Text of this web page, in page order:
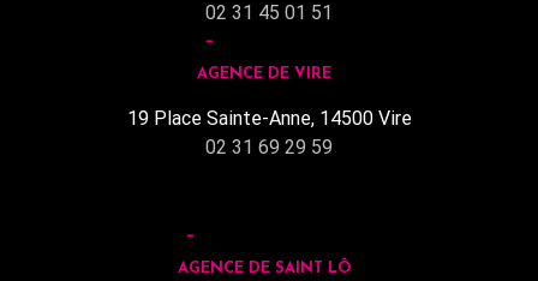
02 31 45 01 51
AGENCE DE VIRE
19 Place Sainte-Anne, 14500 Vire
02 31 69 29 59
AGENCE DE SAINT LÔ